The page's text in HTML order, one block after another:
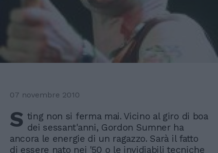
07 novembre 2010
S ting non si ferma mai. Vicino al giro di boa
dei sessant'anni, Gordon Sumner ha
ancora le energie di un ragazzo. Sarà il fatto
di essere nato nei '50 o le invidiabili tecniche